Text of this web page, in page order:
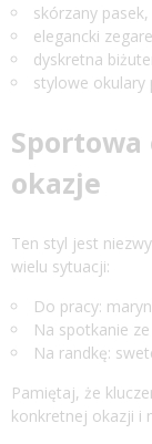
skórzany pasek,
elegancki
dyskretna
stylowe okulary
okazje
Ten styl jest
wielu sytuacji:
Do pracy:
Na spotkanie
Na randkę:
Pamiętaj, że
konkretnej okazji i